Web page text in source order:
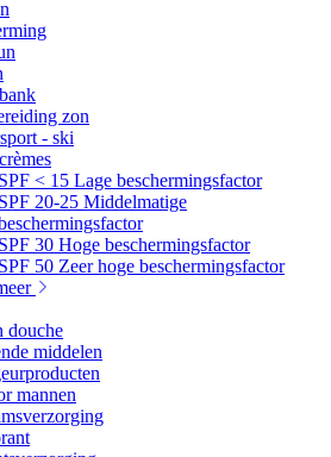
zon
- ski
SPF < 15 Lage beschermingsfactor
SPF 20-25 Middelmatige
SPF 30 Hoge beschermingsfactor
SPF 50 Zeer hoge beschermingsfactor
douche
middelen
mannen